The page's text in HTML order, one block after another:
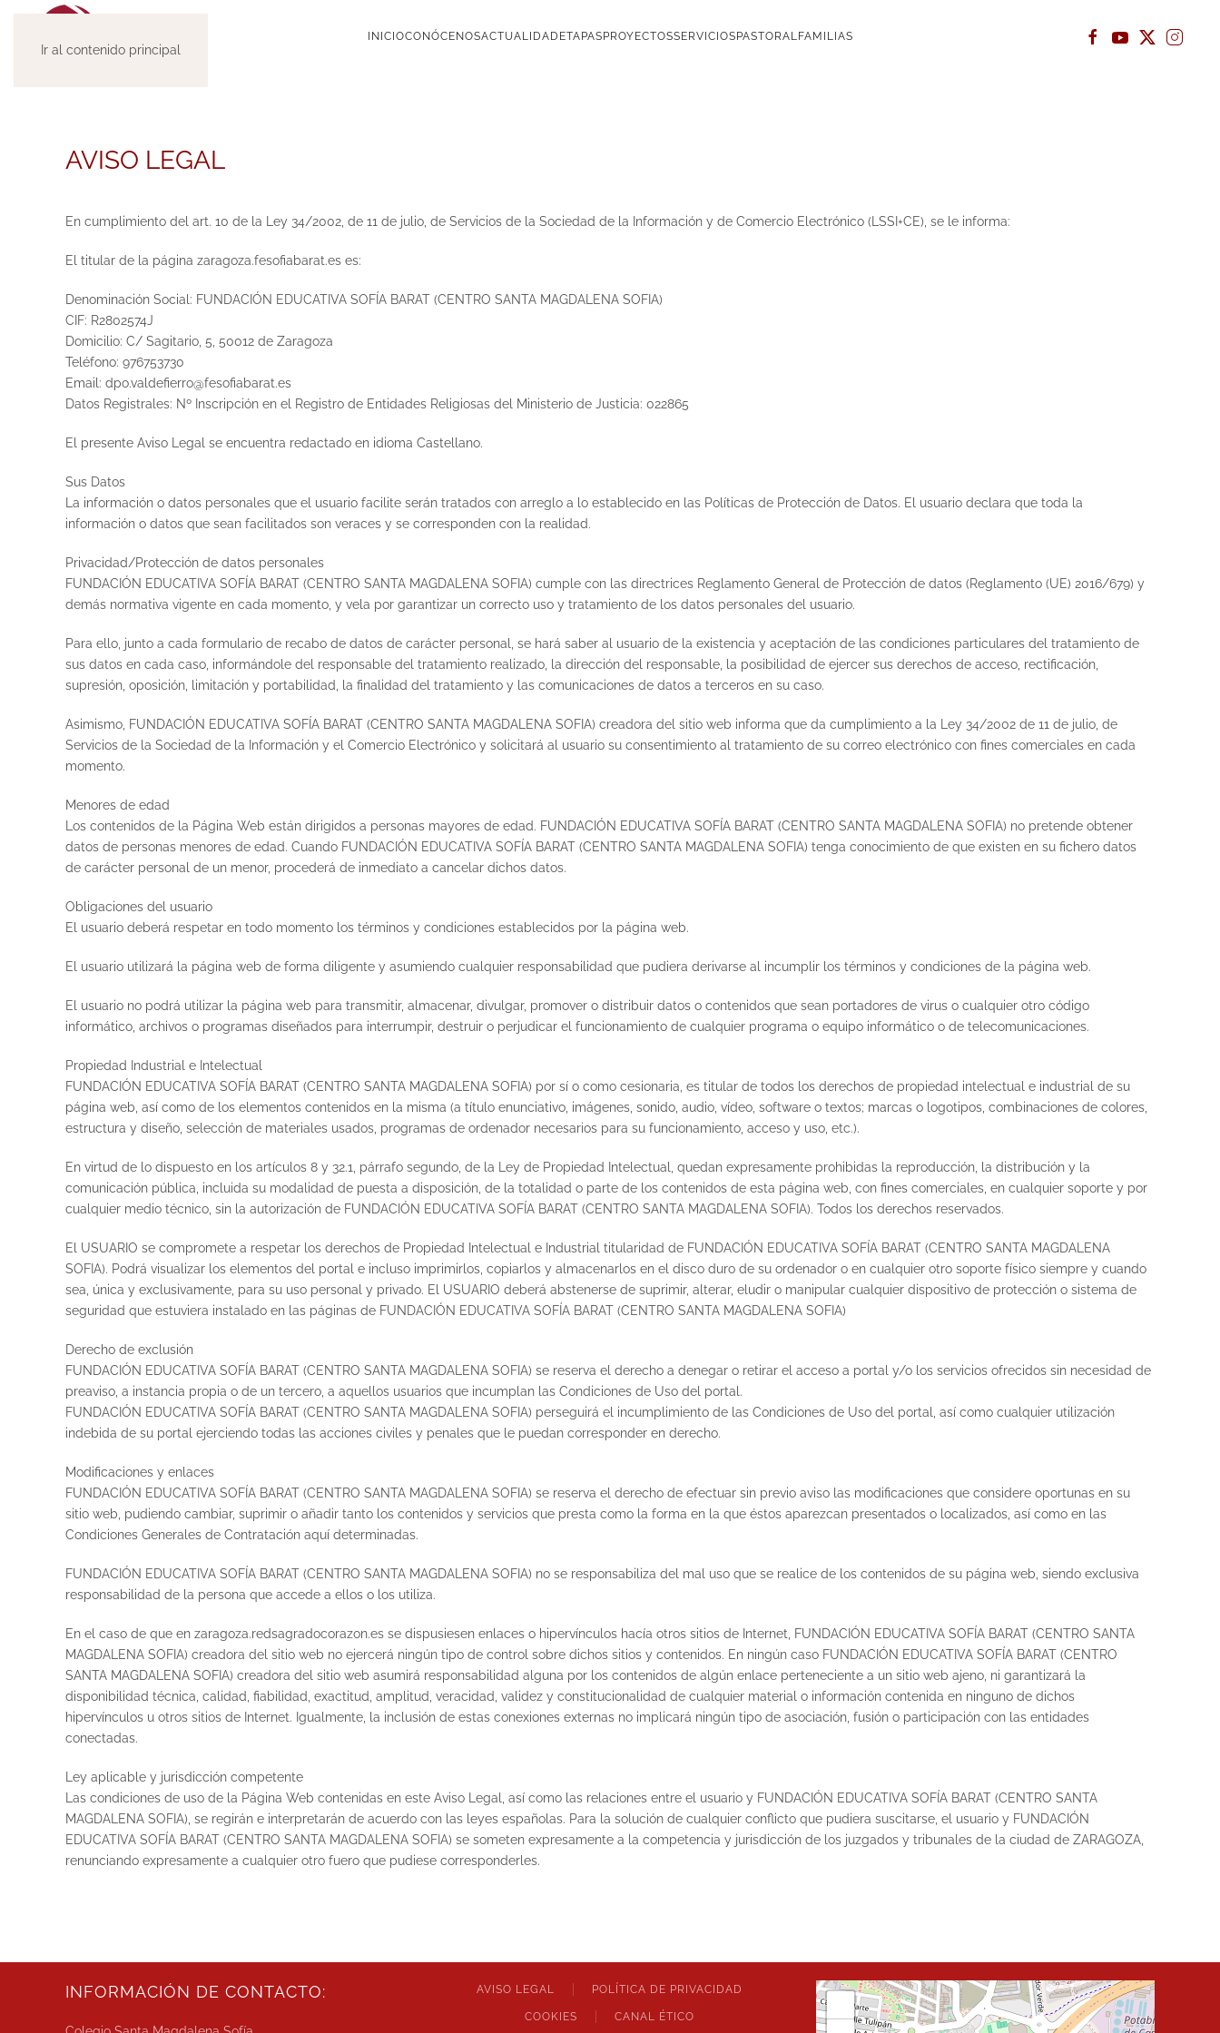
Ir al contenido principal
INICIOCONÓCENOSACTUALIDAD ETAPAS PROYECTOSSERVICIOS PASTORAL FAMILIAS
AVISO LEGAL
En cumplimiento del art. 10 de la Ley 34/2002, de 11 de julio, de Servicios de la Sociedad de la Información y de Comercio Electrónico (LSSI+CE), se le informa:
El titular de la página zaragoza.fesofiabarat.es es:
Denominación Social: FUNDACIÓN EDUCATIVA SOFÍA BARAT (CENTRO SANTA MAGDALENA SOFIA)
CIF: R2802574J
Domicilio: C/ Sagitario, 5, 50012 de Zaragoza
Teléfono: 976753730
Email: dpo.valdefierro@fesofiabarat.es
Datos Registrales: Nº Inscripción en el Registro de Entidades Religiosas del Ministerio de Justicia: 022865
El presente Aviso Legal se encuentra redactado en idioma Castellano.
Sus Datos
La información o datos personales que el usuario facilite serán tratados con arreglo a lo establecido en las Políticas de Protección de Datos. El usuario declara que toda la
información o datos que sean facilitados son veraces y se corresponden con la realidad.
Privacidad/Protección de datos personales
FUNDACIÓN EDUCATIVA SOFÍA BARAT (CENTRO SANTA MAGDALENA SOFIA) cumple con las directrices Reglamento General de Protección de datos (Reglamento (UE) 2016/679) y
demás normativa vigente en cada momento, y vela por garantizar un correcto uso y tratamiento de los datos personales del usuario.
Para ello, junto a cada formulario de recabo de datos de carácter personal, se hará saber al usuario de la existencia y aceptación de las condiciones particulares del tratamiento de
sus datos en cada caso, informándole del responsable del tratamiento realizado, la dirección del responsable, la posibilidad de ejercer sus derechos de acceso, rectificación,
supresión, oposición, limitación y portabilidad, la finalidad del tratamiento y las comunicaciones de datos a terceros en su caso.
Asimismo, FUNDACIÓN EDUCATIVA SOFÍA BARAT (CENTRO SANTA MAGDALENA SOFIA) creadora del sitio web informa que da cumplimiento a la Ley 34/2002 de 11 de julio, de
Servicios de la Sociedad de la Información y el Comercio Electrónico y solicitará al usuario su consentimiento al tratamiento de su correo electrónico con fines comerciales en cada
momento.
Menores de edad
Los contenidos de la Página Web están dirigidos a personas mayores de edad. FUNDACIÓN EDUCATIVA SOFÍA BARAT (CENTRO SANTA MAGDALENA SOFIA) no pretende obtener
datos de personas menores de edad. Cuando FUNDACIÓN EDUCATIVA SOFÍA BARAT (CENTRO SANTA MAGDALENA SOFIA) tenga conocimiento de que existen en su fichero datos
de carácter personal de un menor, procederá de inmediato a cancelar dichos datos.
Obligaciones del usuario
El usuario deberá respetar en todo momento los términos y condiciones establecidos por la página web.
El usuario utilizará la página web de forma diligente y asumiendo cualquier responsabilidad que pudiera derivarse al incumplir los términos y condiciones de la página web.
El usuario no podrá utilizar la página web para transmitir, almacenar, divulgar, promover o distribuir datos o contenidos que sean portadores de virus o cualquier otro código
informático, archivos o programas diseñados para interrumpir, destruir o perjudicar el funcionamiento de cualquier programa o equipo informático o de telecomunicaciones.
Propiedad Industrial e Intelectual
FUNDACIÓN EDUCATIVA SOFÍA BARAT (CENTRO SANTA MAGDALENA SOFIA) por sí o como cesionaria, es titular de todos los derechos de propiedad intelectual e industrial de su
página web, así como de los elementos contenidos en la misma (a título enunciativo, imágenes, sonido, audio, vídeo, software o textos; marcas o logotipos, combinaciones de colores,
estructura y diseño, selección de materiales usados, programas de ordenador necesarios para su funcionamiento, acceso y uso, etc.).
En virtud de lo dispuesto en los artículos 8 y 32.1, párrafo segundo, de la Ley de Propiedad Intelectual, quedan expresamente prohibidas la reproducción, la distribución y la
comunicación pública, incluida su modalidad de puesta a disposición, de la totalidad o parte de los contenidos de esta página web, con fines comerciales, en cualquier soporte y por
cualquier medio técnico, sin la autorización de FUNDACIÓN EDUCATIVA SOFÍA BARAT (CENTRO SANTA MAGDALENA SOFIA). Todos los derechos reservados.
El USUARIO se compromete a respetar los derechos de Propiedad Intelectual e Industrial titularidad de FUNDACIÓN EDUCATIVA SOFÍA BARAT (CENTRO SANTA MAGDALENA
SOFIA). Podrá visualizar los elementos del portal e incluso imprimirlos, copiarlos y almacenarlos en el disco duro de su ordenador o en cualquier otro soporte físico siempre y cuando
sea, única y exclusivamente, para su uso personal y privado. El USUARIO deberá abstenerse de suprimir, alterar, eludir o manipular cualquier dispositivo de protección o sistema de
seguridad que estuviera instalado en las páginas de FUNDACIÓN EDUCATIVA SOFÍA BARAT (CENTRO SANTA MAGDALENA SOFIA)
Derecho de exclusión
FUNDACIÓN EDUCATIVA SOFÍA BARAT (CENTRO SANTA MAGDALENA SOFIA) se reserva el derecho a denegar o retirar el acceso a portal y/o los servicios ofrecidos sin necesidad de
preaviso, a instancia propia o de un tercero, a aquellos usuarios que incumplan las Condiciones de Uso del portal.
FUNDACIÓN EDUCATIVA SOFÍA BARAT (CENTRO SANTA MAGDALENA SOFIA) perseguirá el incumplimiento de las Condiciones de Uso del portal, así como cualquier utilización
indebida de su portal ejerciendo todas las acciones civiles y penales que le puedan corresponder en derecho.
Modificaciones y enlaces
FUNDACIÓN EDUCATIVA SOFÍA BARAT (CENTRO SANTA MAGDALENA SOFIA) se reserva el derecho de efectuar sin previo aviso las modificaciones que considere oportunas en su
sitio web, pudiendo cambiar, suprimir o añadir tanto los contenidos y servicios que presta como la forma en la que éstos aparezcan presentados o localizados, así como en las
Condiciones Generales de Contratación aquí determinadas.
FUNDACIÓN EDUCATIVA SOFÍA BARAT (CENTRO SANTA MAGDALENA SOFIA) no se responsabiliza del mal uso que se realice de los contenidos de su página web, siendo exclusiva
responsabilidad de la persona que accede a ellos o los utiliza.
En el caso de que en zaragoza.redsagradocorazon.es se dispusiesen enlaces o hipervínculos hacía otros sitios de Internet, FUNDACIÓN EDUCATIVA SOFÍA BARAT (CENTRO SANTA
MAGDALENA SOFIA) creadora del sitio web no ejercerá ningún tipo de control sobre dichos sitios y contenidos. En ningún caso FUNDACIÓN EDUCATIVA SOFÍA BARAT (CENTRO
SANTA MAGDALENA SOFIA) creadora del sitio web asumirá responsabilidad alguna por los contenidos de algún enlace perteneciente a un sitio web ajeno, ni garantizará la
disponibilidad técnica, calidad, fiabilidad, exactitud, amplitud, veracidad, validez y constitucionalidad de cualquier material o información contenida en ninguno de dichos
hipervínculos u otros sitios de Internet. Igualmente, la inclusión de estas conexiones externas no implicará ningún tipo de asociación, fusión o participación con las entidades
conectadas.
Ley aplicable y jurisdicción competente
Las condiciones de uso de la Página Web contenidas en este Aviso Legal, así como las relaciones entre el usuario y FUNDACIÓN EDUCATIVA SOFÍA BARAT (CENTRO SANTA
MAGDALENA SOFIA), se regirán e interpretarán de acuerdo con las leyes españolas. Para la solución de cualquier conflicto que pudiera suscitarse, el usuario y FUNDACIÓN
EDUCATIVA SOFÍA BARAT (CENTRO SANTA MAGDALENA SOFIA) se someten expresamente a la competencia y jurisdicción de los juzgados y tribunales de la ciudad de ZARAGOZA,
renunciando expresamente a cualquier otro fuero que pudiese corresponderles.
INFORMACIÓN DE CONTACTO: AVISO LEGAL POLÍTICA DE PRIVACIDAD
COOKIES CANAL ÉTICO